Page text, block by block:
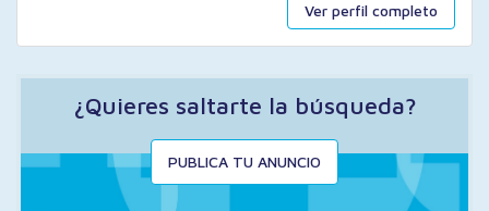
Ver perfil completo
¿Quieres saltarte la búsqueda?
PUBLICA TU ANUNCIO